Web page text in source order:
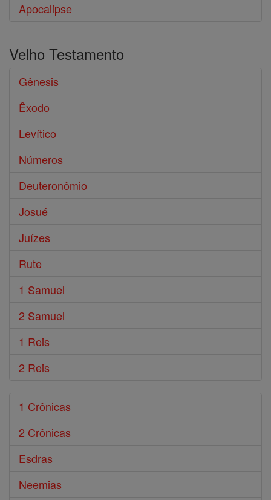
Apocalipse
Velho Testamento
Gênesis
Êxodo
Levítico
Números
Deuteronômio
Josué
Juízes
Rute
1 Samuel
2 Samuel
1 Reis
2 Reis
1 Crônicas
2 Crônicas
Esdras
Neemias